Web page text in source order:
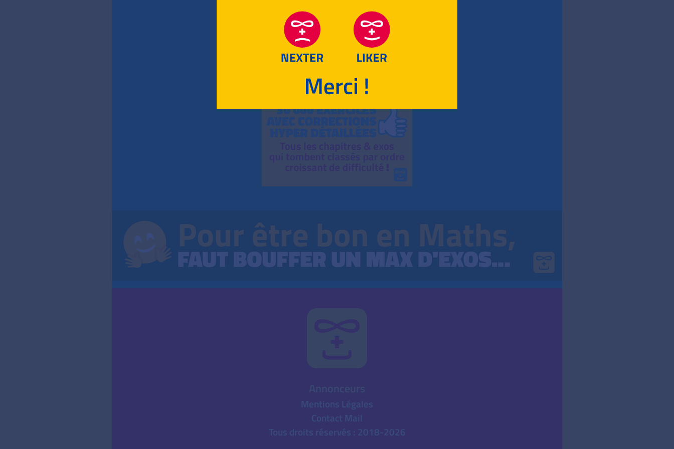
RETOUR
Mentions Légales
Contact Mail
Tous droits réservés : 2018-2026